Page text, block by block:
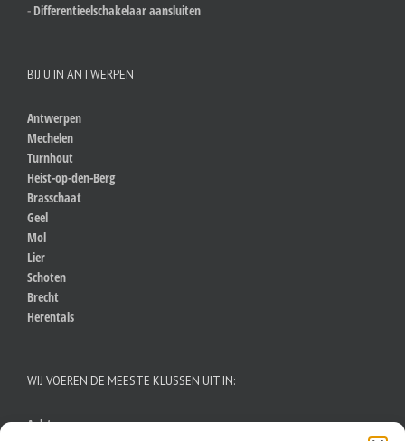
- Differentieelschakelaar aansluiten
BIJ U IN ANTWERPEN
Antwerpen
Mechelen
Turnhout
Heist-op-den-Berg
Brasschaat
Geel
Mol
Lier
Schoten
Brecht
Herentals
WIJ VOEREN DE MEESTE KLUSSEN UIT IN:
Aalst